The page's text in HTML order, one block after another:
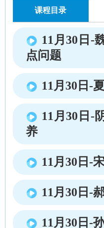
课程目录
11月30日-
点问题
11月30日-
11月30日-
养
11月30日-
11月30日-
11月30日-